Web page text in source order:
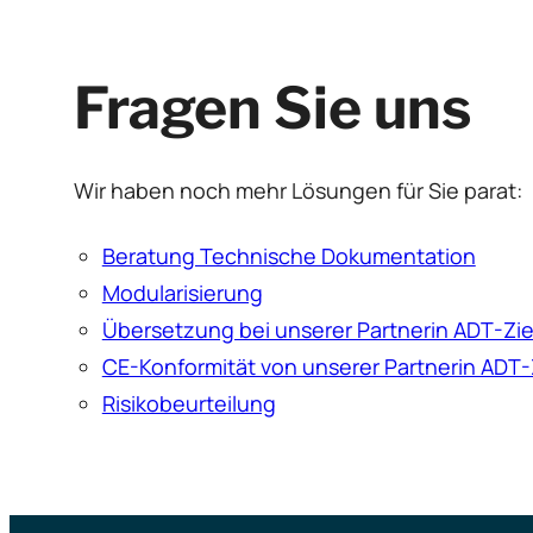
Fragen Sie uns
Wir haben noch mehr Lösungen für Sie parat:
Beratung Technische Dokumentation
Modularisierung
Übersetzung bei unserer Partnerin ADT-
CE-Konformität von unserer Partnerin
Risikobeurteilung